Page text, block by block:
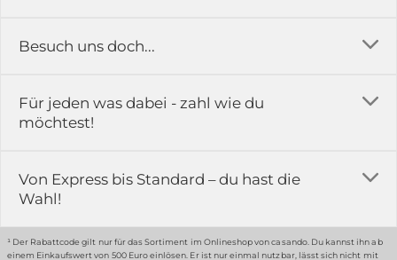
Impressum
Rückgabe & Reklamation
Widerrufsrecht
Datenschutz-Einstellung
Erfahrungsberichte & Bewertungen
Kontakt
Karriere
Gewerbekunden
Grounding Page
Besuch uns doch...
in der Ausstellung...
51789 Lindlar
Hinweis:
Für jeden was dabei - zahl wie du
möchtest!
Von Express bis Standard – du hast die
Wahl!
¹ Der Rabattcode gilt nur für das Sortiment im Onlineshop von casando. Du kannst ihn ab
einem Einkaufswert von 500 Euro einlösen. Er ist nur einmal nutzbar, lässt sich nicht mit